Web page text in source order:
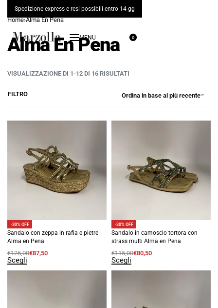
Spedizione express e resi possibili entro 14 gg
0
Home›Alma En Pena
Alma En Pena
VISUALIZZAZIONE DI 1-12 DI 16 RISULTATI
Ordina in base al più recente
FILTRO
-30% OFF
Sandalo con zeppa in rafia e pietre
Alma en Pena
€125,00€87,50
Scegli
-30% OFF
Sandalo in camoscio tortora con
strass multi Alma en Pena
€115,00€80,50
Scegli